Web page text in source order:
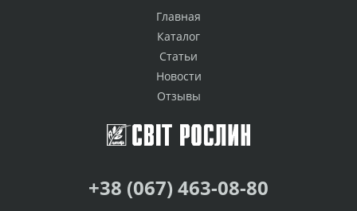
Главная
Каталог
Статьи
Новости
Отзывы
+38 (067) 463-08-80